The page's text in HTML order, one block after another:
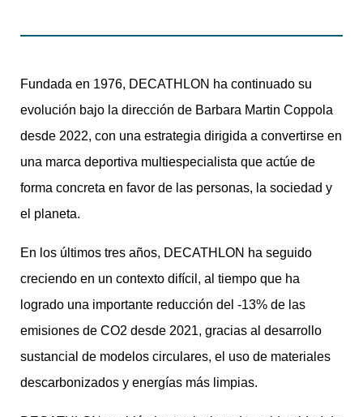
Fundada en 1976, DECATHLON ha continuado su
evolución bajo la dirección de Barbara Martin Coppola
desde 2022, con una estrategia dirigida a convertirse en
una marca deportiva multiespecialista que actúe de
forma concreta en favor de las personas, la sociedad y
el planeta.
En los últimos tres años, DECATHLON ha seguido
creciendo en un contexto difícil, al tiempo que ha
logrado una importante reducción del -13% de las
emisiones de CO2 desde 2021, gracias al desarrollo
sustancial de modelos circulares, el uso de materiales
descarbonizados y energías más limpias.